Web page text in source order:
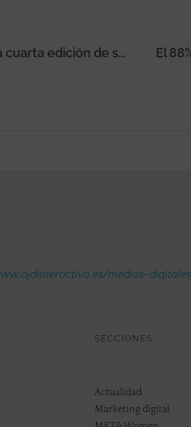
Redbility lanza la cuarta edición de sus becas de formación intensiva en UX Research & Strategy
medios-digitales
SECCIONES
Actualidad
Marketing digital